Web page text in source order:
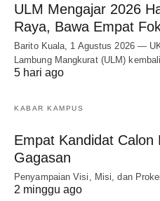
ULM Mengajar 2026
Raya, Bawa Empat
Barito Kuala, 1 Agustus 2026 —
Lambung Mangkurat (ULM)
5 hari ago
KABAR KAMPUS
Empat Kandidat
Gagasan
Penyampaian Visi, Misi, dan
2 minggu ago